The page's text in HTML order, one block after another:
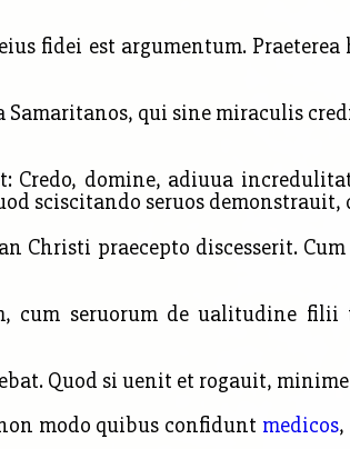
fidei est argumentum.
Samaritanos, qui sine miraculis
Credo, domine, adiuua
sciscitando seruos
Christi praecepto discesserit.
cum seruorum de ualitudine filii
Quod si uenit et rogauit,
modo quibus confidunt medicos,